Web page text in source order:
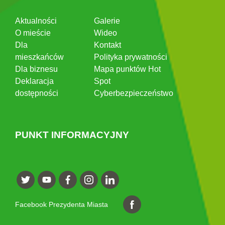
Aktualności
O mieście
Dla
mieszkańców
Dla biznesu
Deklaracja
dostępności
Galerie
Wideo
Kontakt
Polityka prywatności
Mapa punktów Hot
Spot
Cyberbezpieczeństwo
PUNKT INFORMACYJNY
Facebook Prezydenta Miasta